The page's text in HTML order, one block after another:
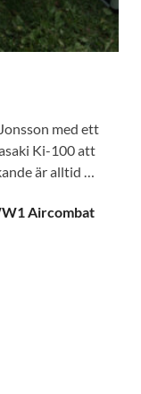
med ett
Ki-100 att
är alltid …
Aircombat